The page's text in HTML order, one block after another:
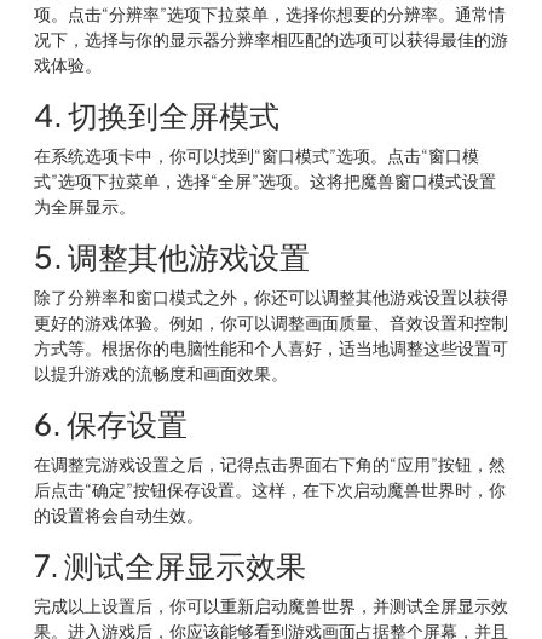
项。点击“分辨率”选项下拉菜单，选择你想要的分辨率。通常情
况下，选择与你的显示器分辨率相匹配的选项可以获得最佳的游
戏体验。
4. 切换到全屏模式
在系统选项卡中，你可以找到“窗口模式”选项。点击“窗口模
式”选项下拉菜单，选择“全屏”选项。这将把魔兽窗口模式设置
为全屏显示。
5. 调整其他游戏设置
除了分辨率和窗口模式之外，你还可以调整其他游戏设置以获得
更好的游戏体验。例如，你可以调整画面质量、音效设置和控制
方式等。根据你的电脑性能和个人喜好，适当地调整这些设置可
以提升游戏的流畅度和画面效果。
6. 保存设置
在调整完游戏设置之后，记得点击界面右下角的“应用”按钮，然
后点击“确定”按钮保存设置。这样，在下次启动魔兽世界时，你
的设置将会自动生效。
7. 测试全屏显示效果
完成以上设置后，你可以重新启动魔兽世界，并测试全屏显示效
果。进入游戏后，你应该能够看到游戏画面占据整个屏幕，并且